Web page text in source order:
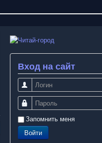
Вход на сайт
Логин
Пароль
Запомнить меня
Войти